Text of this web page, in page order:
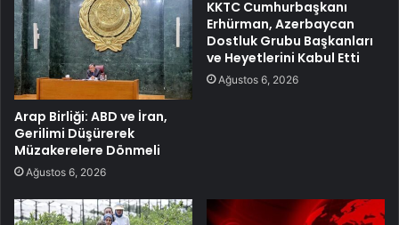
Arap Birliği: ABD ve İran,
Gerilimi Düşürerek
Müzakerelere Dönmeli
Ağustos 6, 2026
KKTC Cumhurbaşkanı
Erhürman, Azerbaycan
Dostluk Grubu Başkanları
ve Heyetlerini Kabul Etti
Ağustos 6, 2026